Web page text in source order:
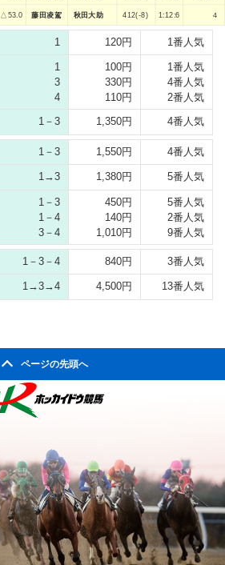
△53.0 藤田凌駕 秋田大助 412(-8) 1:12:6 ４
1 120円 1番人気
1
3
4
100円
330円
110円
1番人気
4番人気
2番人気
1－3 1,350円 4番人気
1－3 1,550円 4番人気
1→3 1,380円 5番人気
1－3
1－4
3－4
450円
140円
1,010円
5番人気
2番人気
9番人気
1－3－4 840円 3番人気
1→3→4 4,500円 13番人気
ページの先頭へ